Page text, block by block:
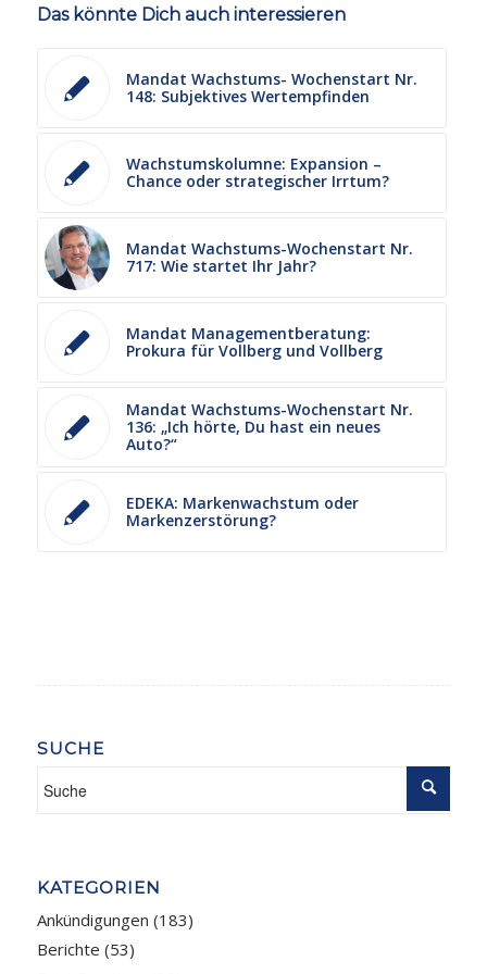
Das könnte Dich auch interessieren
Mandat Wachstums- Wochenstart Nr.
148: Subjektives Wertempfinden
Wachstumskolumne: Expansion –
Chance oder strategischer Irrtum?
Mandat Wachstums-Wochenstart Nr.
717: Wie startet Ihr Jahr?
Mandat Managementberatung:
Prokura für Vollberg und Vollberg
Mandat Wachstums-Wochenstart Nr.
136: „Ich hörte, Du hast ein neues
Auto?“
EDEKA: Markenwachstum oder
Markenzerstörung?
SUCHE
KATEGORIEN
Ankündigungen (183)
Berichte (53)